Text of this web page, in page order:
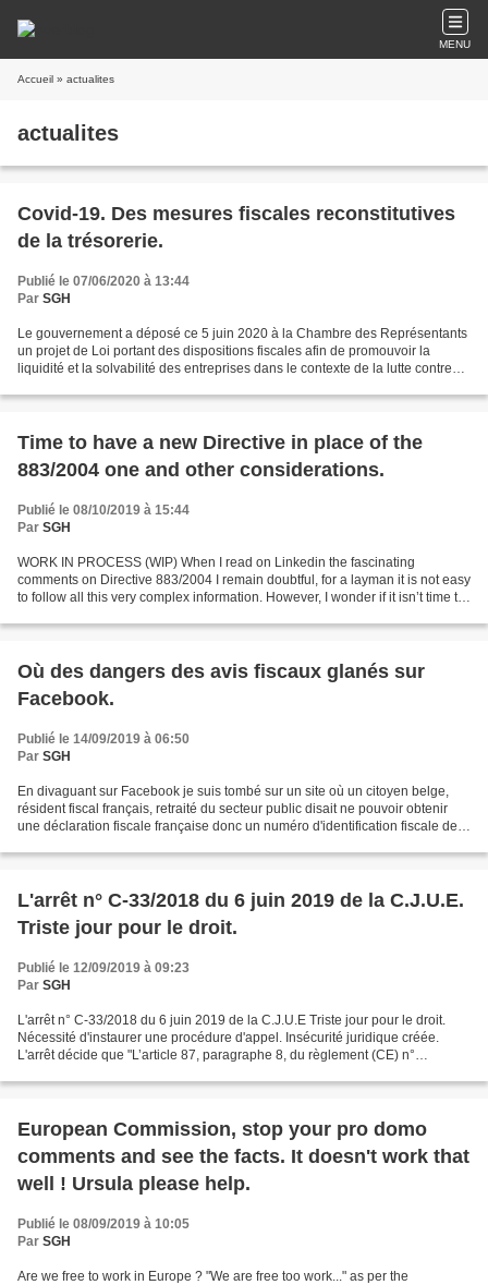
MENU
Accueil » actualites
actualites
Covid-19. Des mesures fiscales reconstitutives
de la trésorerie.
Publié le 07/06/2020 à 13:44
Par SGH
Le gouvernement a déposé ce 5 juin 2020 à la Chambre des Représentants
un projet de Loi portant des dispositions fiscales afin de promouvoir la
liquidité et la solvabilité des entreprises dans le contexte de la lutte contre
Time to have a new Directive in place of the
883/2004 one and other considerations.
Publié le 08/10/2019 à 15:44
Par SGH
WORK IN PROCESS (WIP) When I read on Linkedin the fascinating
comments on Directive 883/2004 I remain doubtful, for a layman it is not easy
to follow all this very complex information. However, I wonder if it isn’t time to
Où des dangers des avis fiscaux glanés sur
Facebook.
Publié le 14/09/2019 à 06:50
Par SGH
En divaguant sur Facebook je suis tombé sur un site où un citoyen belge,
résident fiscal français, retraité du secteur public disait ne pouvoir obtenir
une déclaration fiscale française donc un numéro d'identification fiscale de
L'arrêt n° C-33/2018 du 6 juin 2019 de la C.J.U.E.
Triste jour pour le droit.
Publié le 12/09/2019 à 09:23
Par SGH
L'arrêt n° C-33/2018 du 6 juin 2019 de la C.J.U.E Triste jour pour le droit.
Nécessité d'instaurer une procédure d'appel. Insécurité juridique créée.
L'arrêt décide que "L’article 87, paragraphe 8, du règlement (CE) n°
European Commission, stop your pro domo
comments and see the facts. It doesn't work that
well ! Ursula please help.
Publié le 08/09/2019 à 10:05
Par SGH
Are we free to work in Europe ? "We are free too work..." as per the